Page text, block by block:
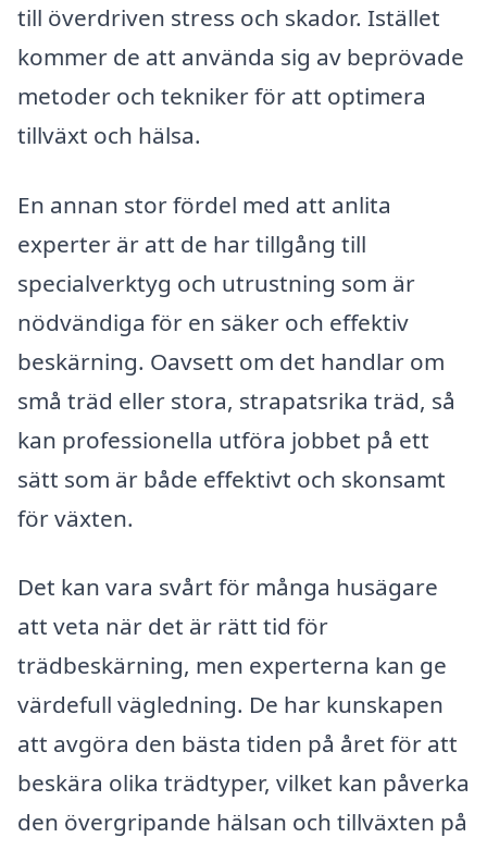
till överdriven stress och skador. Istället
kommer de att använda sig av beprövade
metoder och tekniker för att optimera
tillväxt och hälsa.
En annan stor fördel med att anlita
experter är att de har tillgång till
specialverktyg och utrustning som är
nödvändiga för en säker och effektiv
beskärning. Oavsett om det handlar om
små träd eller stora, strapatsrika träd, så
kan professionella utföra jobbet på ett
sätt som är både effektivt och skonsamt
för växten.
Det kan vara svårt för många husägare
att veta när det är rätt tid för
trädbeskärning, men experterna kan ge
värdefull vägledning. De har kunskapen
att avgöra den bästa tiden på året för att
beskära olika trädtyper, vilket kan påverka
den övergripande hälsan och tillväxten på